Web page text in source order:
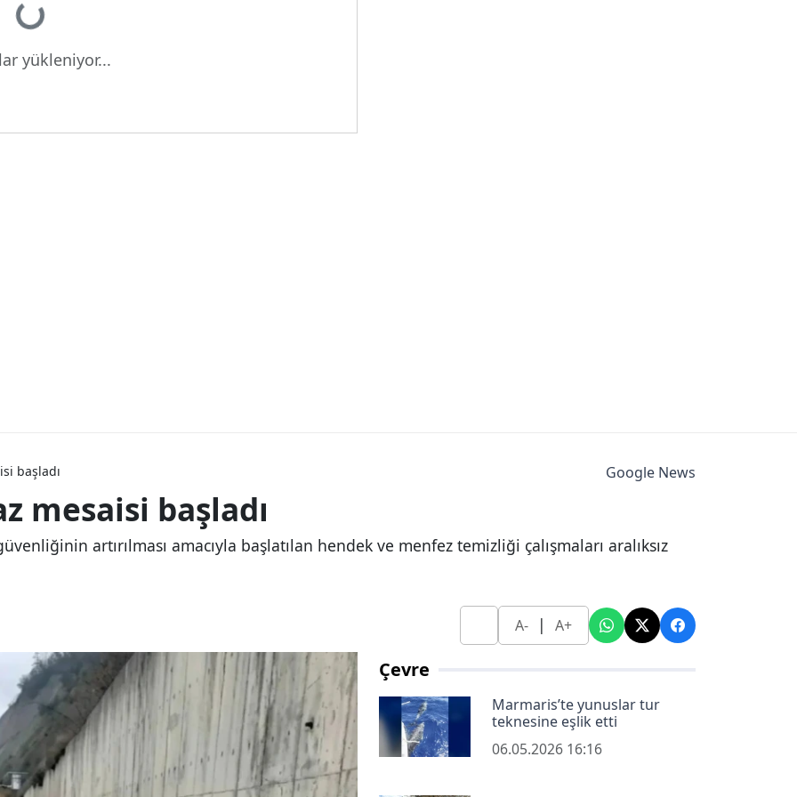
yükleniyor...
başladı Google News
mesaisi başladı
artırılması amacıyla başlatılan hendek ve menfez temizliği çalışmaları aralıksız
A- | A+
Çevre
Marmaris’te yunuslar tur
teknesine eşlik etti
06.05.2026 16:16